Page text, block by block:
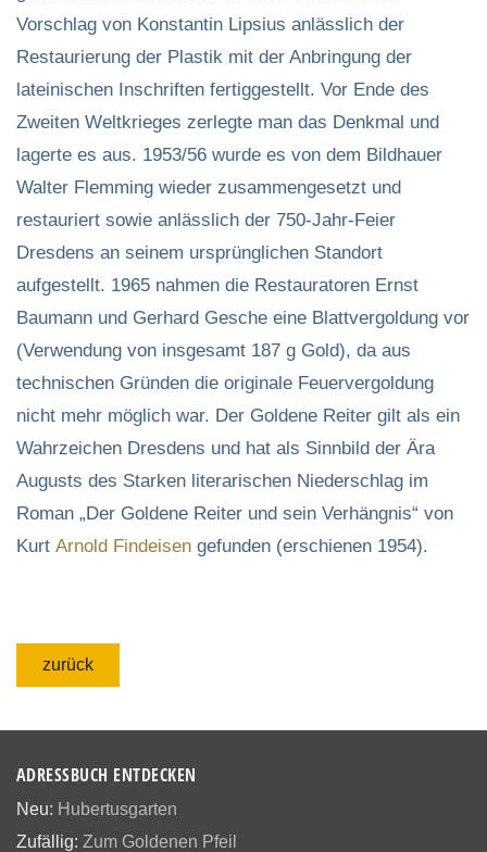
Vorschlag von Konstantin Lipsius anlässlich der
Restaurierung der Plastik mit der Anbringung der
lateinischen Inschriften fertiggestellt. Vor Ende des
Zweiten Weltkrieges zerlegte man das Denkmal und
lagerte es aus. 1953/56 wurde es von dem Bildhauer
Walter Flemming wieder zusammengesetzt und
restauriert sowie anlässlich der 750-Jahr-Feier
Dresdens an seinem ursprünglichen Standort
aufgestellt. 1965 nahmen die Restauratoren Ernst
Baumann und Gerhard Gesche eine Blattvergoldung vor
(Verwendung von insgesamt 187 g Gold), da aus
technischen Gründen die originale Feuervergoldung
nicht mehr möglich war. Der Goldene Reiter gilt als ein
Wahrzeichen Dresdens und hat als Sinnbild der Ära
Augusts des Starken literarischen Niederschlag im
Roman „Der Goldene Reiter und sein Verhängnis“ von
Kurt Arnold Findeisen gefunden (erschienen 1954).
zurück
ADRESSBUCH ENTDECKEN
Neu: Hubertusgarten
Zufällig: Zum Goldenen Pfeil